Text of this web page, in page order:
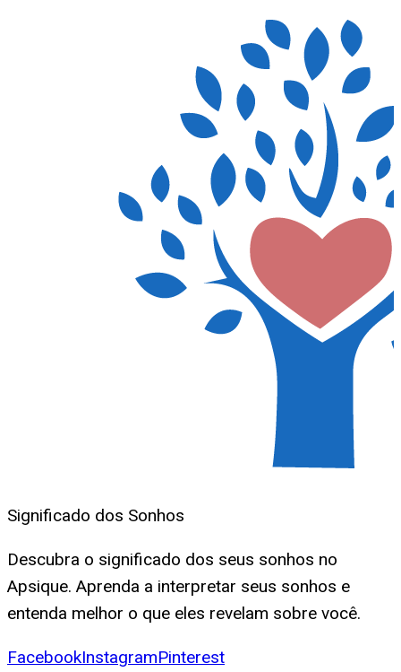
Significado dos Sonhos
Descubra o significado dos seus sonhos no
Apsique. Aprenda a interpretar seus sonhos e
entenda melhor o que eles revelam sobre você.
FacebookInstagramPinterest